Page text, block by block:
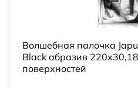
Волшебная палочка
Black абразив
поверхностей